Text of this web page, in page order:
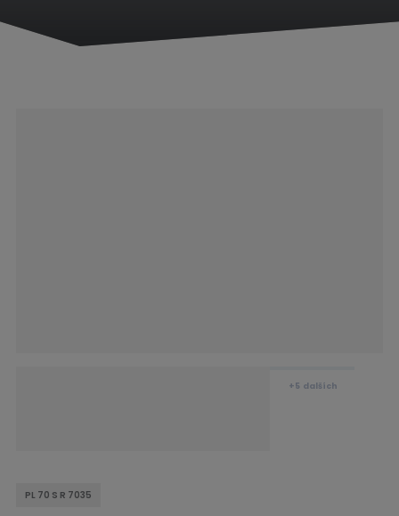
+5 dalších
PL 70 S R 7035